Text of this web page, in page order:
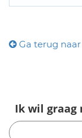
Ga terug
Ik wil graag